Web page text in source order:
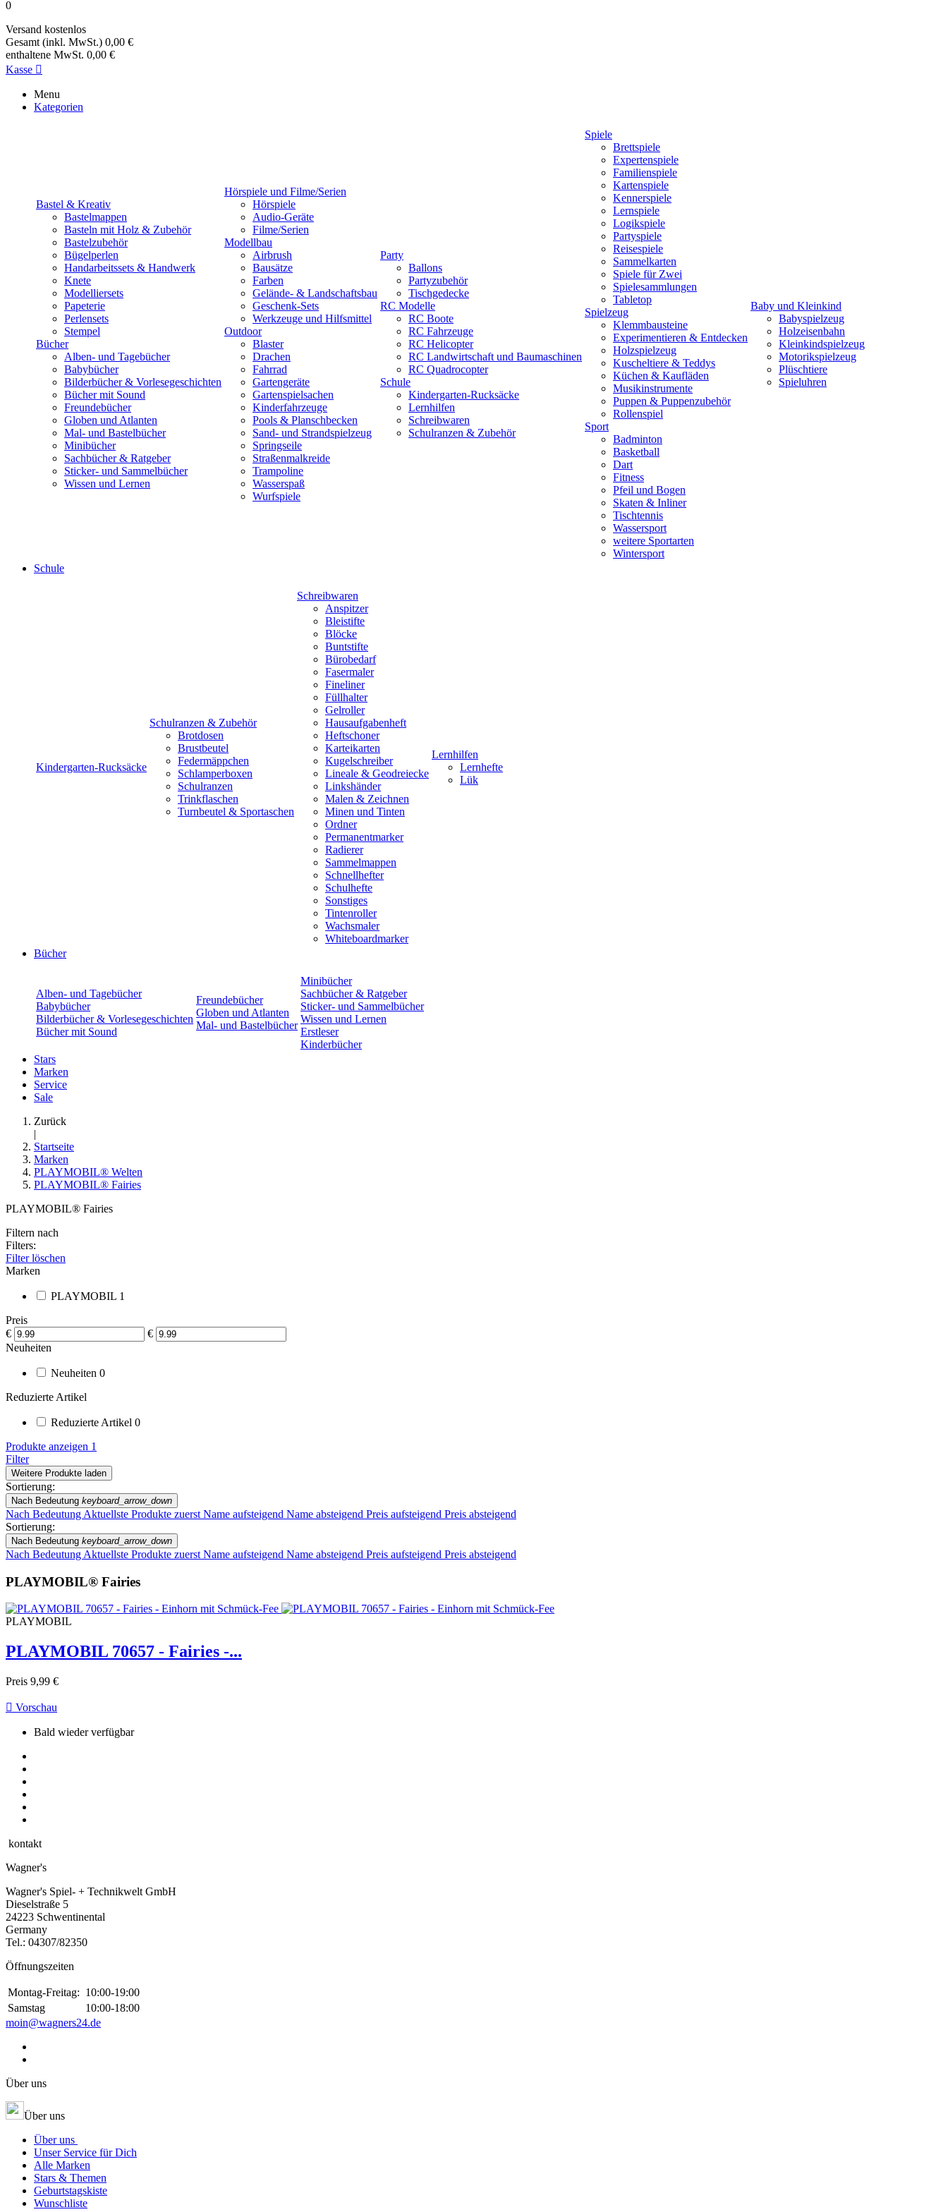
0
Versand kostenlos
Gesamt (inkl. MwSt.) 0,00 €
enthaltene MwSt. 0,00 €
Kasse 
Menu
Kategorien
Bastel & Kreativ
Bastelmappen
Basteln mit Holz & Zubehör
Bastelzubehör
Bügelperlen
Handarbeitssets & Handwerk
Knete
Modelliersets
Papeterie
Perlensets
Stempel
Bücher
Alben- und Tagebücher
Babybücher
Bilderbücher & Vorlesegeschichten
Bücher mit Sound
Freundebücher
Globen und Atlanten
Mal- und Bastelbücher
Minibücher
Sachbücher & Ratgeber
Sticker- und Sammelbücher
Wissen und Lernen
Hörspiele und Filme/Serien
Hörspiele
Audio-Geräte
Filme/Serien
Modellbau
Airbrush
Bausätze
Farben
Gelände- & Landschaftsbau
Geschenk-Sets
Werkzeuge und Hilfsmittel
Outdoor
Blaster
Drachen
Fahrrad
Gartengeräte
Gartenspielsachen
Kinderfahrzeuge
Pools & Planschbecken
Sand- und Strandspielzeug
Springseile
Straßenmalkreide
Trampoline
Wasserspaß
Wurfspiele
Party
Ballons
Partyzubehör
Tischgedecke
RC Modelle
RC Boote
RC Fahrzeuge
RC Helicopter
RC Landwirtschaft und Baumaschinen
RC Quadrocopter
Schule
Kindergarten-Rucksäcke
Lernhilfen
Schreibwaren
Schulranzen & Zubehör
Spiele
Brettspiele
Expertenspiele
Familienspiele
Kartenspiele
Kennerspiele
Lernspiele
Logikspiele
Partyspiele
Reisespiele
Sammelkarten
Spiele für Zwei
Spielesammlungen
Tabletop
Spielzeug
Klemmbausteine
Experimentieren & Entdecken
Holzspielzeug
Kuscheltiere & Teddys
Küchen & Kaufläden
Musikinstrumente
Puppen & Puppenzubehör
Rollenspiel
Sport
Badminton
Basketball
Dart
Fitness
Pfeil und Bogen
Skaten & Inliner
Tischtennis
Wassersport
weitere Sportarten
Wintersport
Baby und Kleinkind
Babyspielzeug
Holzeisenbahn
Kleinkindspielzeug
Motorikspielzeug
Plüschtiere
Spieluhren
Schule
Kindergarten-Rucksäcke
Schulranzen & Zubehör
Brotdosen
Brustbeutel
Federmäppchen
Schlamperboxen
Schulranzen
Trinkflaschen
Turnbeutel & Sportaschen
Schreibwaren
Anspitzer
Bleistifte
Blöcke
Buntstifte
Bürobedarf
Fasermaler
Fineliner
Füllhalter
Gelroller
Hausaufgabenheft
Heftschoner
Karteikarten
Kugelschreiber
Lineale & Geodreiecke
Linkshänder
Malen & Zeichnen
Minen und Tinten
Ordner
Permanentmarker
Radierer
Sammelmappen
Schnellhefter
Schulhefte
Sonstiges
Tintenroller
Wachsmaler
Whiteboardmarker
Lernhilfen
Lernhefte
Lük
Bücher
Alben- und Tagebücher
Babybücher
Bilderbücher & Vorlesegeschichten
Bücher mit Sound
Freundebücher
Globen und Atlanten
Mal- und Bastelbücher
Minibücher
Sachbücher & Ratgeber
Sticker- und Sammelbücher
Wissen und Lernen
Erstleser
Kinderbücher
Stars
Marken
Service
Sale
Zurück
|
Startseite
Marken
PLAYMOBIL® Welten
PLAYMOBIL® Fairies
PLAYMOBIL® Fairies
Filtern nach
Filters:
Filter löschen
Marken
PLAYMOBIL 1
Preis
€
€
Neuheiten
Neuheiten 0
Reduzierte Artikel
Reduzierte Artikel 0
Produkte anzeigen 1
Filter
Weitere Produkte laden
Sortierung:
Nach Bedeutung keyboard_arrow_down
Nach Bedeutung Aktuellste Produkte zuerst Name aufsteigend Name absteigend Preis aufsteigend Preis absteigend
Sortierung:
Nach Bedeutung keyboard_arrow_down
Nach Bedeutung Aktuellste Produkte zuerst Name aufsteigend Name absteigend Preis aufsteigend Preis absteigend
PLAYMOBIL® Fairies
PLAYMOBIL
PLAYMOBIL 70657 - Fairies -...
Preis 9,99 €
 Vorschau
Bald wieder verfügbar
kontakt
Wagner's
Wagner's Spiel- + Technikwelt GmbH
Dieselstraße 5
24223 Schwentinental
Germany
Tel.: 04307/82350
Öffnungszeiten
Montag-Freitag: 10:00-19:00
Samstag
10:00-18:00
moin@wagners24.de
Über uns
Über uns
Über uns
Unser Service für Dich
Alle Marken
Stars & Themen
Geburtstagskiste
Wunschliste